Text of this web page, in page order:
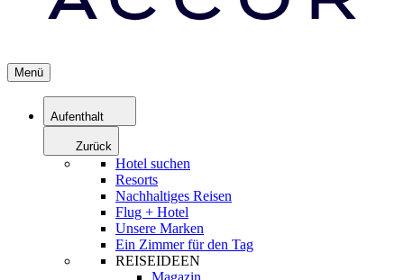
Menü
Aufenthalt
Zurück
Hotel suchen
Resorts
Nachhaltiges Reisen
Flug + Hotel
Unsere Marken
Ein Zimmer für den Tag
REISEIDEEN
Magazin